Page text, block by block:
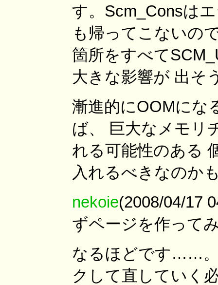
す。Scm_Consは
も帰ってこないの
箇所をすべて
大きな影響が 出そ
漸進的にOOMにな
ば、 巨大なメモリ
れる可能性のある
入れるべきなのか
nekoie(2008/04/17
ずページを作って
なるほどです……。
クして直していく